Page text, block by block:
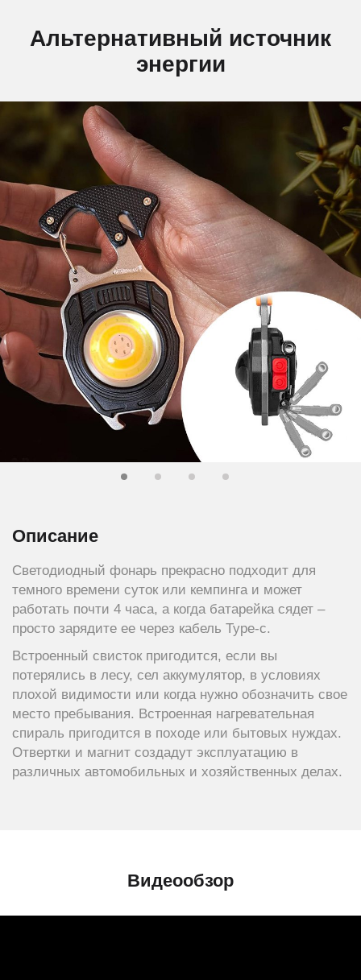
Альтернативный источник
энергии
Описание
Светодиодный фонарь прекрасно подходит для
темного времени суток или кемпинга и может
работать почти 4 часа, а когда батарейка сядет –
просто зарядите ее через кабель Type-c.
Встроенный свисток пригодится, если вы
потерялись в лесу, сел аккумулятор, в условиях
плохой видимости или когда нужно обозначить свое
место пребывания. Встроенная нагревательная
спираль пригодится в походе или бытовых нуждах.
Отвертки и магнит создадут эксплуатацию в
различных автомобильных и хозяйственных делах.
Видеообзор